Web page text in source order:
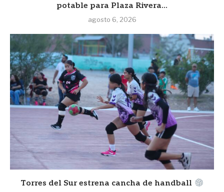
potable para Plaza Rivera...
agosto 6, 2026
Torres del Sur estrena cancha de handball